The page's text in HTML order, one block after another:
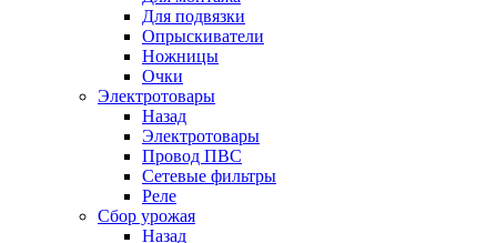
Для подвязки
Опрыскиватели
Ножницы
Очки
Электротовары
Назад
Электротовары
Провод ПВС
Сетевые фильтры
Реле
Сбор урожая
Назад